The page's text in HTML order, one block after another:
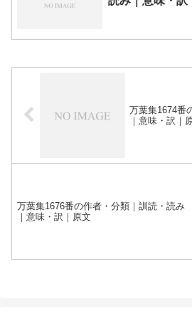
万葉集1674番
｜意味・訳｜
万葉集1676番の作者・分類｜訓読・読み
｜意味・訳｜原文